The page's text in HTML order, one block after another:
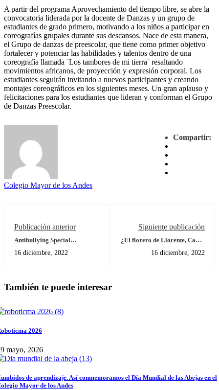
A partir del programa Aprovechamiento del tiempo libre, se abre la
convocatoria liderada por la docente de Danzas y un grupo de
estudiantes de grado primero, motivando a los niños a participar en
coreografías grupales durante sus descansos. Nace de esta manera,
el Grupo de danzas de preescolar, que tiene como primer objetivo
fortalecer y potenciar las habilidades y talentos dentro de una
coreografía llamada ¨Los tambores de mi tierra¨ resaltando
movimientos africanos, de proyección y expresión corporal. Los
estudiantes seguirán invitando a nuevos participantes y creando
montajes coreográficos en los siguientes meses. Un gran aplauso y
felicitaciones para los estudiantes que lideran y conforman el Grupo
de Danzas Preescolar.
Compartir:
Colegio Mayor de los Andes
Publicación anterior
Antibullying Special
16 diciembre, 2022
Siguiente publicación
¿El florero de Llorente, Causa
16 diciembre, 2022
También te puede interesar
2026
mayo, 2026
de aprendizaje. Así conmemoramos el Día Mundial de las Abejas en el
Mayor de los Andes